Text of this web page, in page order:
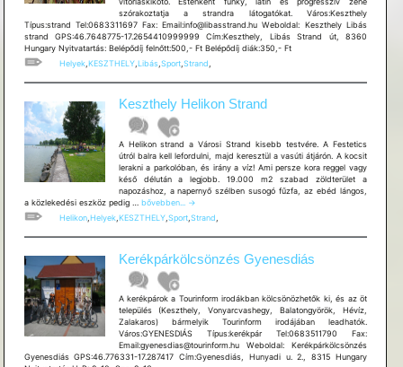
szórakoztatja a strandra látogatókat. Város:Keszthely
Típus:strand Tel:0683311697 Fax: Email:info@libasstrand.hu Weboldal: Keszthely Libás
strand GPS:46.7648775-17.2654410999999 Cím:Keszthely, Libás Strand út, 8360
Hungary Nyitvatartás: Belépődíj felnőtt:500,- Ft Belépődíj diák:350,- Ft
Helyek, KESZTHELY, Libás, Sport, Strand
Keszthely Helikon Strand
A Helikon strand a Városi Strand kisebb testvére. A Festetics
útról balra kell lefordulni, majd keresztül a vasúti átjárón. A kocsit
lerakni a parkolóban, és irány a víz! Ami persze kora reggel vagy
késő délután a legjobb. 19.000 m2 szabad zöldterület a
napozáshoz, a napernyő szélben susogó fűzfa, az ebéd lángos,
a közlekedési eszköz pedig … Keszthely
Helikon
bővebben...
→
Helikon, Helyek, KESZTHELY, Sport, Strand
Kerékpárkölcsönzés Gyenesdiás
A kerékpárok a Tourinform irodákban kölcsönözhetők ki, és az öt
település (Keszthely, Vonyarcvashegy, Balatongyörök, Hévíz,
Zalakaros) bármelyik Tourinform irodájában leadhatók.
Város:GYENESDIÁS Típus:kerékpár Tel:0683511790 Fax:
Email:gyenesdias@tourinform.hu Weboldal: Kerékpárkölcsönzés
Gyenesdiás GPS:46.776331-17.287417 Cím:Gyenesdiás, Hunyadi u. 2., 8315 Hungary